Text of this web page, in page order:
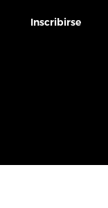
Inscribirse